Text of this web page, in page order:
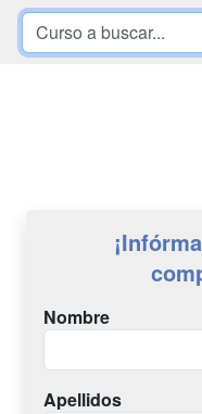
Nombre
Apellidos